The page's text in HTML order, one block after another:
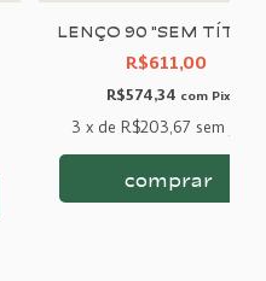
LENÇO 90 "SEM
R$611,00
R$574,34 com Pix
3 x de R$203,67 sem juros